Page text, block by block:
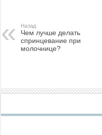
Назад
Чем лучше делать
спринцевание при
молочнице?